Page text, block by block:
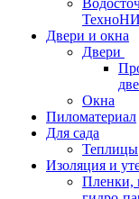
Двери и окна
Двери
Окна
Пиломатериал
Для сада
Теплицы
Изоляция и
Пленки,